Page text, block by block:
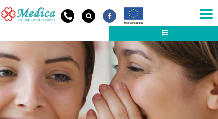
Przejdź do treści